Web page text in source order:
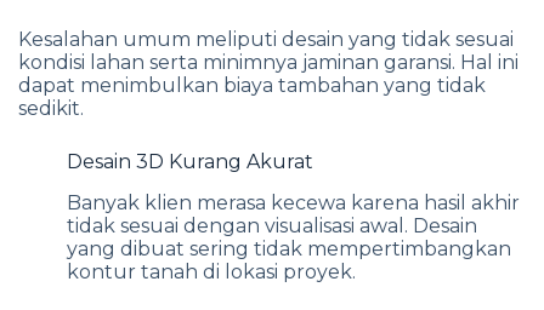
Kesalahan umum meliputi desain yang tidak sesuai
kondisi lahan serta minimnya jaminan garansi. Hal ini
dapat menimbulkan biaya tambahan yang tidak
sedikit.
Desain 3D Kurang Akurat
Banyak klien merasa kecewa karena hasil akhir
tidak sesuai dengan visualisasi awal. Desain
yang dibuat sering tidak mempertimbangkan
kontur tanah di lokasi proyek.